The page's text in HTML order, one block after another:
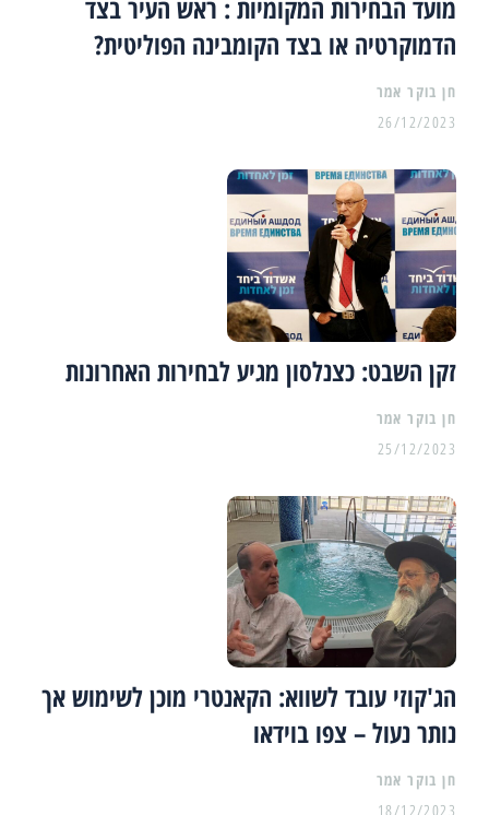
מועד הבחירות המקומיות : ראש העיר בצד
הדמוקרטיה או בצד הקומבינה הפוליטית?
26/12/2023
זקן השבט: כצנלסון מגיע לבחירות האחרונות
25/12/2023
הג'קוזי עובד לשווא: הקאנטרי מוכן לשימוש אך
נותר נעול – צפו בוידאו
18/12/2023